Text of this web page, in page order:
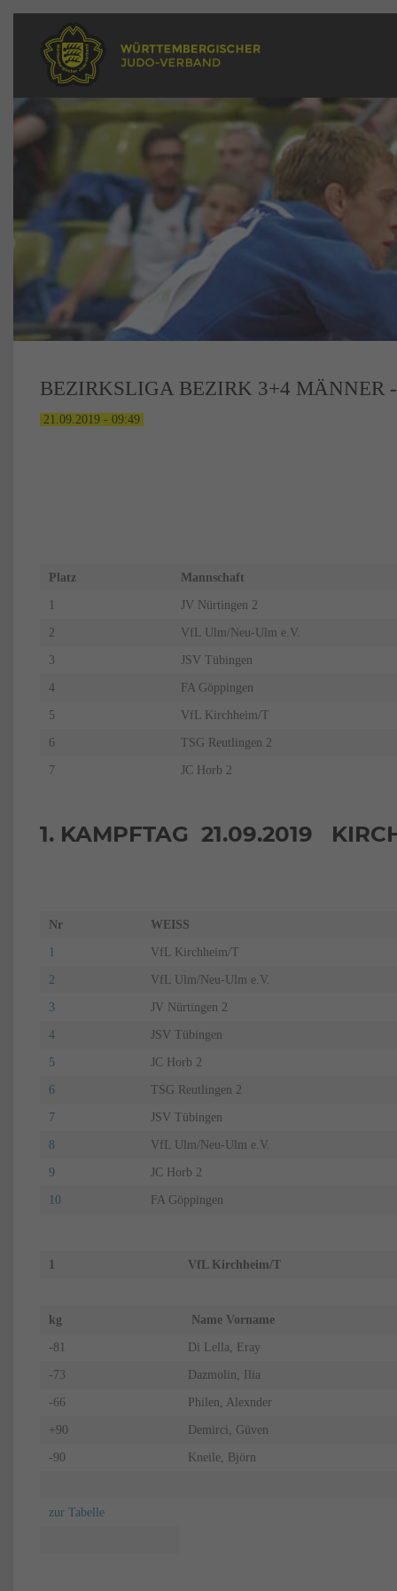
BEZIRKSLIGA BEZIRK 3+4
21.09.2019 - 09:49
Platz Mannschaft
1 JV Nürtingen 2
2 VfL Ulm/Neu-Ulm e.V.
3 JSV Tübingen
4 FA Göppingen
5 VfL Kirchheim/T
6 TSG Reutlingen 2
7 JC Horb 2
1. KAMPFTAG 21.09.2019
Nr WEISS
1 VfL Kirchheim/T
2 VfL Ulm/Neu-Ulm e.V.
3 JV Nürtingen 2
4 JSV Tübingen
5 JC Horb 2
6 TSG Reutlingen 2
7 JSV Tübingen
8 VfL Ulm/Neu-Ulm e.V.
9 JC Horb 2
10 FA Göppingen
1 VfL Kirchheim/T
kg Name Vorname
-81 Di Lella, Eray
-73 Dazmolin, Ilia
-66 Philen, Alexnder
+90 Demirci, Güven
-90 Kneile, Björn
zur Tabelle